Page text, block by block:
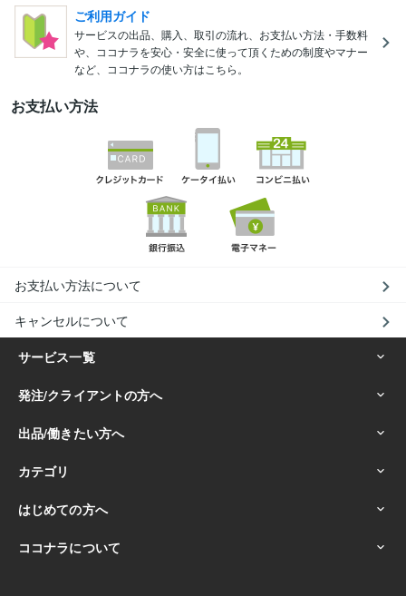
ご利用ガイド
サービスの出品、購入、取引の流れ、お支払い方法・手数料
や、ココナラを安心・安全に使って頂くための制度やマナー
など、ココナラの使い方はこちら。
お支払い方法
お支払い方法について
キャンセルについて